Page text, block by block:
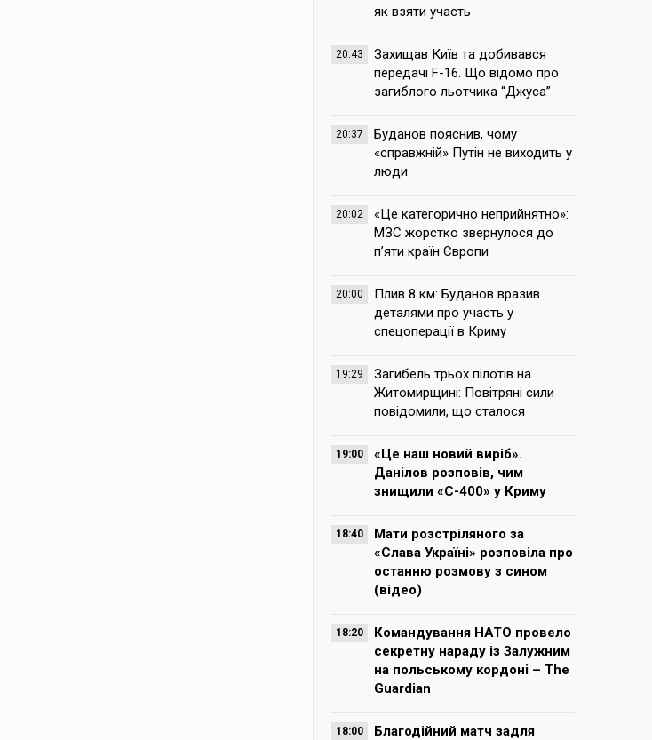
як взяти участь
20:43
Захищав Київ та добивався
передачі F-16. Що відомо про
загиблого льотчика “Джуса”
20:37
Буданов пояснив, чому
«справжній» Путін не виходить у
люди
20:02
«Це категорично неприйнятно»:
МЗС жорстко звернулося до
п’яти країн Європи
20:00
Плив 8 км: Буданов вразив
деталями про участь у
спецоперації в Криму
19:29
Загибель трьох пілотів на
Житомирщині: Повітряні сили
повідомили, що сталося
19:00
«Це наш новий виріб».
Данілов розповів, чим
знищили «С-400» у Криму
18:40
Мати розстріляного за
«Слава Україні» розповіла про
останню розмову з сином
(відео)
18:20
Командування НАТО провело
секретну нараду із Залужним
на польському кордоні – The
Guardian
18:00
Благодійний матч задля